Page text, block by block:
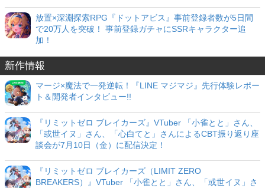
放置×深淵探索RPG『ドットアビス』事前登録者数が5日間
で20万人を突破！ 事前登録ガチャにSSRキャラクター追
加！
新作情報
マージ×魔法で一発逆転！『LINE マジマジ』先行体験レポー
ト＆開発者インタビュー!!
『リミットゼロ ブレイカーズ』VTuber 「小雀とと」さん、
「或世イヌ」さん、「心白てと」さんによるCBT振り返り座
談会が7月10日（金）に配信決定！
『リミットゼロ ブレイカーズ（LIMIT ZERO
BREAKERS）』VTuber 「小雀とと」さん、「或世イヌ」さ